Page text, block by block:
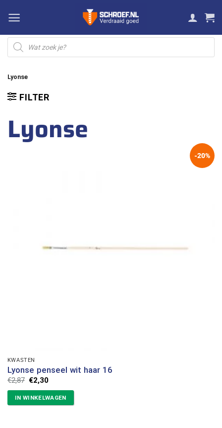
naar
inhoud
Producten
zoeken
Lyonse
FILTER
Lyonse
-20%
KWASTEN
Lyonse penseel wit haar 16
€2,87 Oorspronkelijke
prijs
was:
€2,87.
€2,30Huidige
is:
€2,30.
IN WINKELWAGEN